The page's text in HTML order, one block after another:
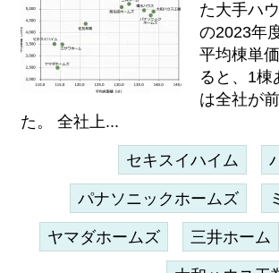
た大手ハ
の2023年
平均棟単
ると、1棟
は全社が
た。 全社上...
セキスイハイム
パナソニックホームズ
ヤマダホームズ 三井ホーム